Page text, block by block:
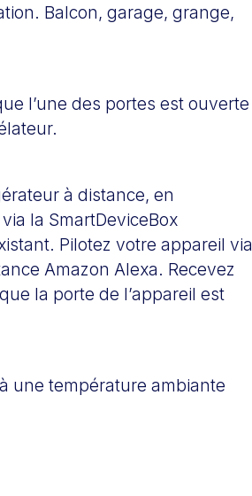
Balcon, garage, grange,
l’une des portes est ouverte
à distance, en
la SmartDeviceBox
Pilotez votre appareil via
Amazon Alexa. Recevez
la porte de l’appareil est
une température ambiante